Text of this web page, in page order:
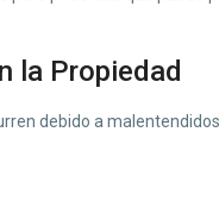
la Propiedad
debido a